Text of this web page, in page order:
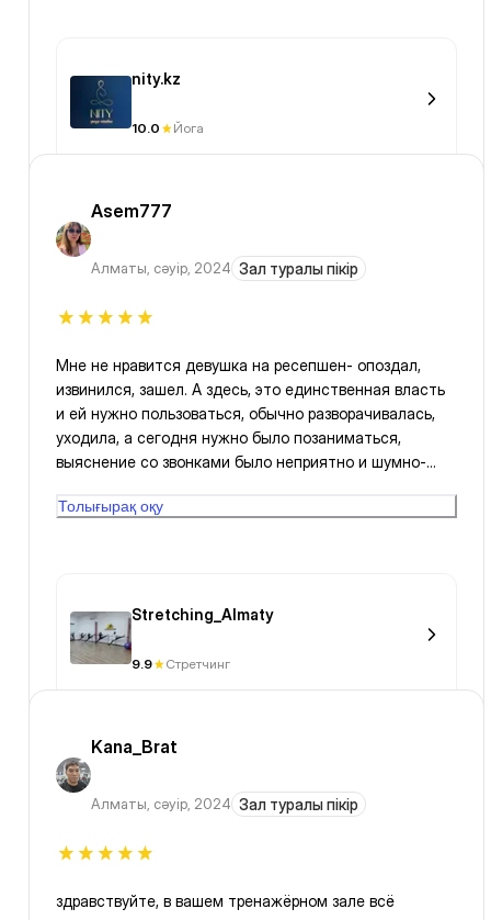
nity.kz
10.0 Йога
Asem777
Алматы, сәуір, 2024 Зал туралы пікір
Мне не нравится девушка на ресепшен- опоздал,
извинился, зашел. А здесь, это единственная власть
и ей нужно пользоваться, обычно разворачивалась,
уходила, а сегодня нужно было позаниматься,
выяснение со звонками было неприятно и шумно-
парковки - не самое лучшее место для занятий,
Толығырақ оқу
Stretching_Almaty
9.9 Стретчинг
Kana_Brat
Алматы, сәуір, 2024 Зал туралы пікір
здравствуйте, в вашем тренажёрном зале всё